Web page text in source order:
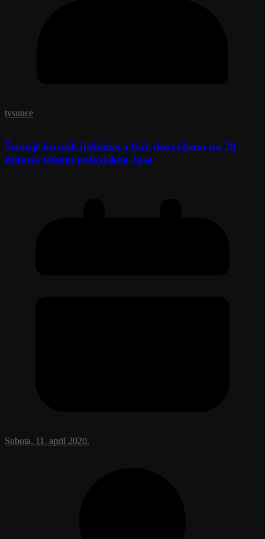
tvsunce
Šetanje kućnih ljubimaca biće dozvoljeno na 20
minuta tokom policijskog časa
Subota, 11. april 2020.